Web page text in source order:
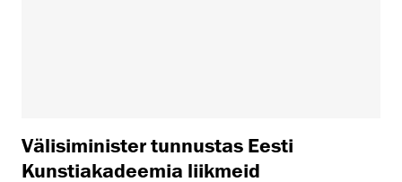
Välisiminister tunnustas Eesti
Kunstiakadeemia liikmeid